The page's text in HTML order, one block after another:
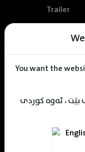
You want the
، ئەوە کوردی
Trailer